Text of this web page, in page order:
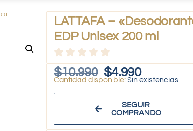
LATTAFA –
EDP Unisex 200 ml
$10.990 $4.990
Sin existencias
SEGUIR
COMPRANDO